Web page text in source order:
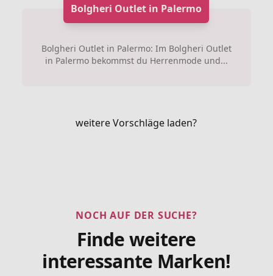
Bolgheri Outlet in Palermo
Bolgheri Outlet in Palermo: Im Bolgheri Outlet
in Palermo bekommst du Herrenmode und...
weitere Vorschläge laden?
NOCH AUF DER SUCHE?
Finde weitere
interessante Marken!